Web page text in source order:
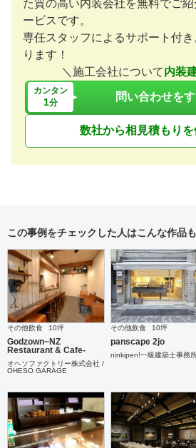
た質の高い内装会社を無料でご
ービスです。
専任スタッフによるサポート付
ります！
＼施工会社について内装
カンタン
1分 問い合わせを
数社から相見積もり
この事例をチェックした人はこんな作品
その他飲食 10坪
Godzown~NZ
Restaurant & Cafe-
オヘソファクトリー株式会社 /
OHESO GARAGE
その他飲食 10坪
panscape 2jo
ninkipen!一級建築士事務